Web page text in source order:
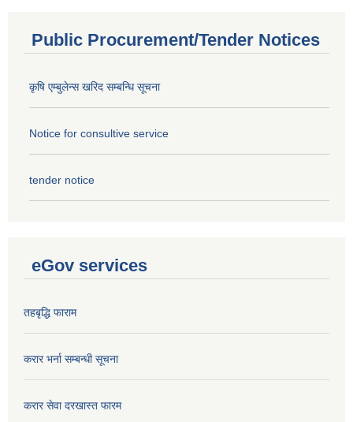
Public Procurement/Tender Notices
कृषि एम्बुलेन्स खरिद सम्बन्धि सूचना
Notice for consultive service
tender notice
eGov services
तहबृद्धि फाराम
करार भर्ना सम्बन्धी सूचना
करार सेवा दरखास्त फारम